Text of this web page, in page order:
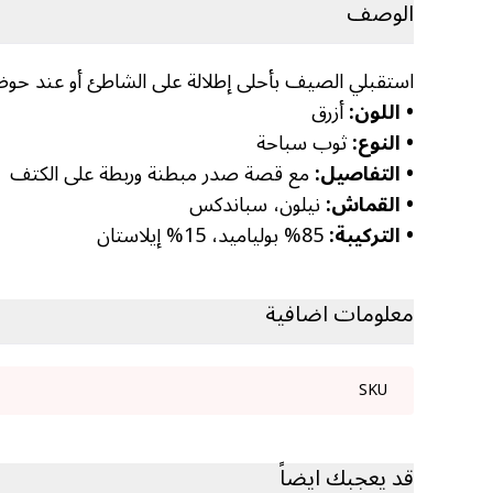
الوصف
استقبلي الصيف بأحلى إطلالة على الشاطئ أو عند
• اللون:أزرق
• النوع:ثوب سباحة
• التفاصيل:مع قصة صدر مبطنة وربطة على الكتف
• القماش:نيلون، سباندكس
• التركيبة:
معلومات اضافية
SKU
قد يعجبك ايضاً